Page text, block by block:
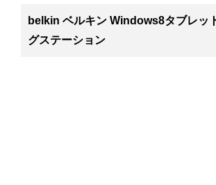
belkin ベルキン Windows8タブレッ
グステーション